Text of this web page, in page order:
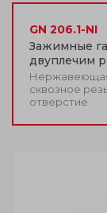
GN 206.1-NI
Зажимные
двуплечим
Нержавеющая
сквозное
отверстие